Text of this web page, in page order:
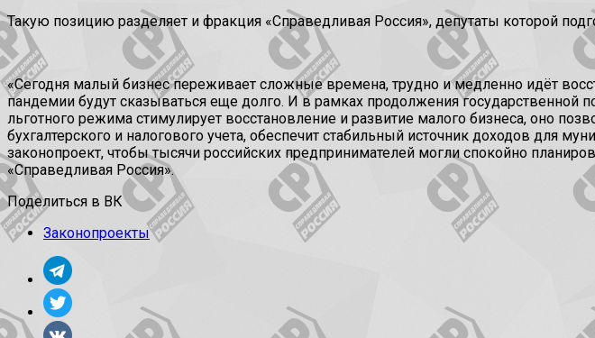
Такую позицию разделяет и фракция «Справедливая Россия», депутаты которой
«Сегодня малый бизнес переживает сложные времена, трудно и медленно идёт
пандемии будут сказываться еще долго. И в рамках продолжения
льготного режима стимулирует восстановление и развитие малого бизнеса, оно
бухгалтерского и налогового учета, обеспечит стабильный источник доходов для
законопроект, чтобы тысячи российских предпринимателей могли спокойно
«Справедливая Россия».
Поделиться в ВК
Законопроекты